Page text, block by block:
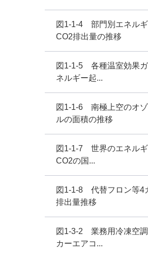
図1-1-4 部門別エネル
CO2排出量の推移
図1-1-5 各種温室効果
ネルギー起...
図1-1-6 南極上空のオ
ルの面積の推移
図1-1-7 世界のエネル
CO2の国...
図1-1-8 代替フロン等4
排出量推移
図1-3-2 業務用冷凍空調
カーエアコ...